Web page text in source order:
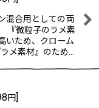
混合用としての両
『微粒子のラメ素
いため、クローム
メ素材』のため…
円]